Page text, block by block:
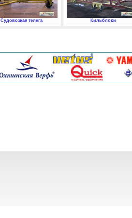
Судовозная телега Кильблоки